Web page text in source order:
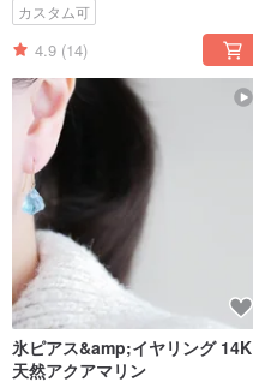
カスタム可
4.9 (14)
氷ピアス&amp;イヤリング 14K
天然アクアマリン